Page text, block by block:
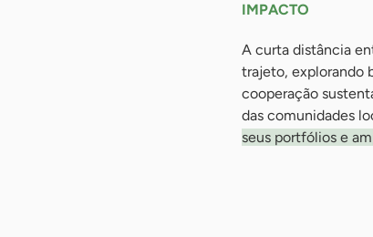
IMPACTO
A curta distância
trajeto, explorando
cooperação
das comunidades
seus portfólios e